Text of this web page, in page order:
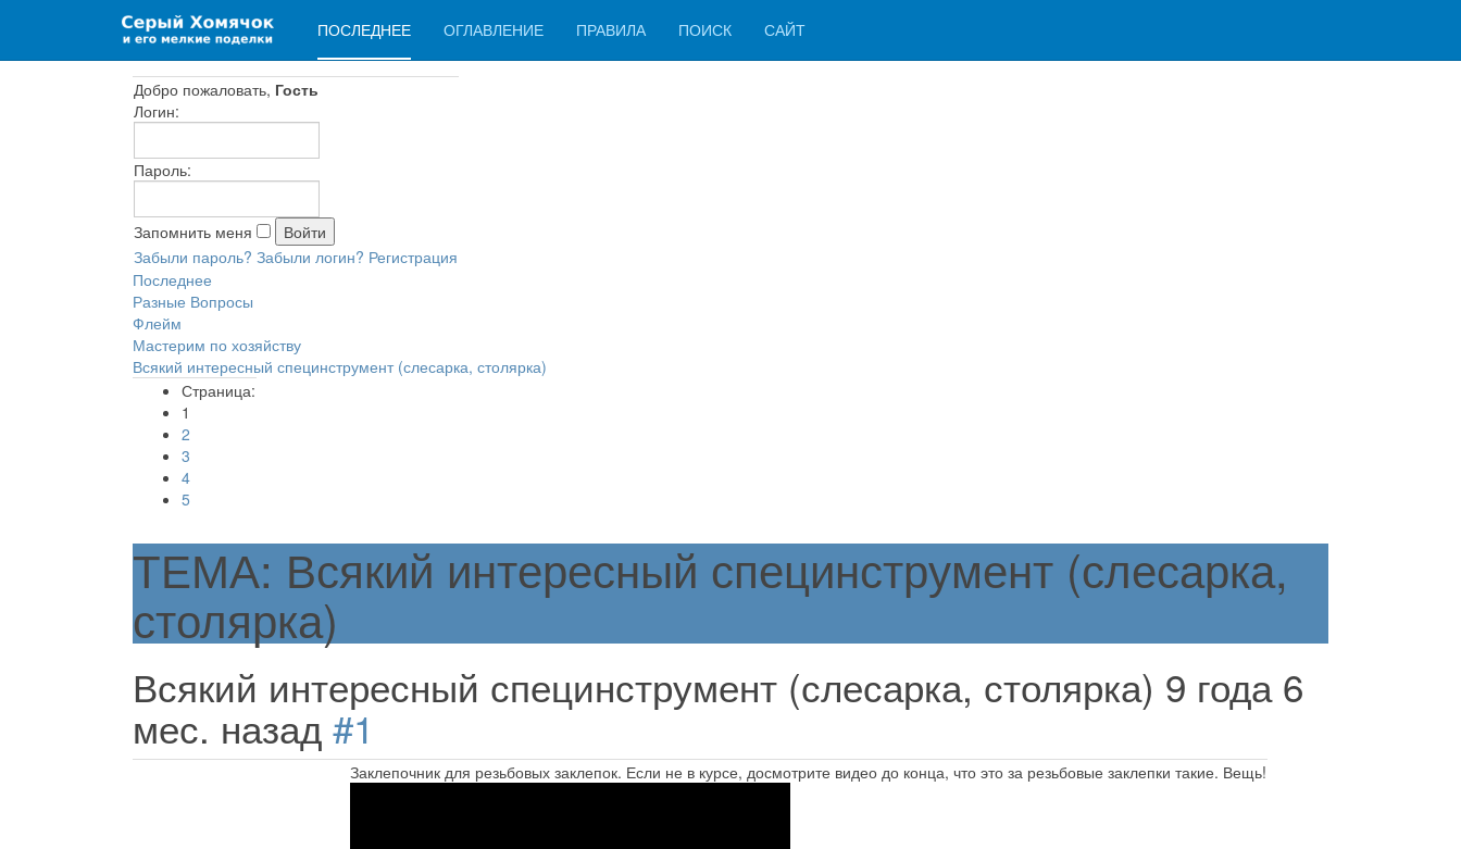
ПОСЛЕДНЕЕ ОГЛАВЛЕНИЕ ПРАВИЛА ПОИСК САЙТ
Добро пожаловать, Гость
Логин:
Пароль:
Запомнить меня
Забыли пароль? Забыли логин? Регистрация
Последнее
Разные Вопросы
Флейм
Мастерим по хозяйству
Всякий интересный специнструмент (слесарка, столярка)
Страница:
1
2
3
4
5
ТЕМА: Всякий интересный специнструмент (слесарка,
столярка)
Всякий интересный специнструмент (слесарка, столярка) 9 года 6
мес. назад #1
Заклепочник для резьбовых заклепок. Если не в курсе, досмотрите видео до конца, что это за резьбовые заклепки такие. Вещь!